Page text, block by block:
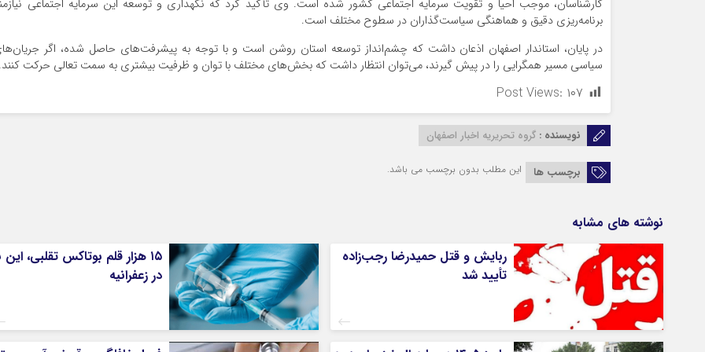
کارشناسان، موجب احیا و تقویت سرمایه اجتماعی کشور شده است. وی تأکید کرد که نگهداری و توسعه این سرمایه اجتماعی
برنامه‌ریزی دقیق و هماهنگی سیاست‌گذاران در سطوح مختلف است.
در پایان، استاندار اصفهان اذعان داشت که چشم‌انداز توسعه استان روشن است و با توجه به پیشرفت‌های حاصل شده، اگر
سیاسی مسیر همگرایی را در پیش گیرند، می‌توان انتظار داشت که بخش‌های مختلف با توان و ظرفیت بیشتری به سمت تعالی حرکت کنند.
Post Views: ۱۰۷
نویسنده : گروه تحریریه اخبار اصفهان
برچسب ها این مطلب بدون برچسب می باشد.
نوشته های مشابه
ربایش و قتل حمیدرضا رجب‌زاده
تأیید شد
۱۵ هزار قلم بوتاکس تقلبی، این
در زعفرانیه